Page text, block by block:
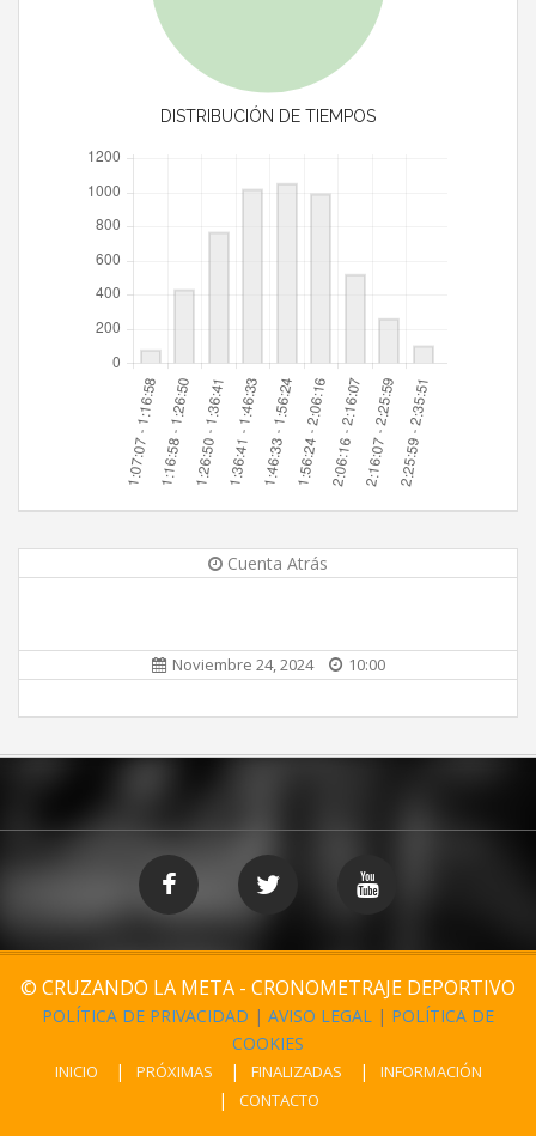
DISTRIBUCIÓN DE TIEMPOS
Cuenta Atrás
Noviembre 24, 2024 10:00
© CRUZANDO LA META - CRONOMETRAJE DEPORTIVO
POLÍTICA DE PRIVACIDAD | AVISO LEGAL | POLÍTICA DE
COOKIES
INICIO PRÓXIMAS FINALIZADAS
INFORMACIÓN
CONTACTO